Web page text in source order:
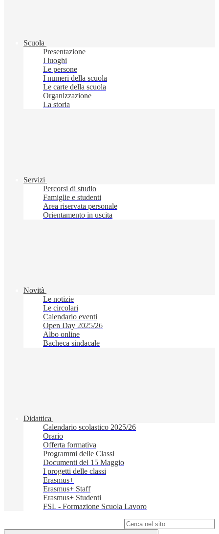
Scuola
Presentazione
I luoghi
Le persone
I numeri della scuola
Le carte della scuola
Organizzazione
La storia
Servizi
Percorsi di studio
Famiglie e studenti
Area riservata personale
Orientamento in uscita
Novità
Le notizie
Le circolari
Calendario eventi
Open Day 2025/26
Albo online
Bacheca sindacale
Didattica
Calendario scolastico 2025/26
Orario
Offerta formativa
Programmi delle Classi
Documenti del 15 Maggio
I progetti delle classi
Erasmus+
Erasmus+ Staff
Erasmus+ Studenti
FSL - Formazione Scuola Lavoro